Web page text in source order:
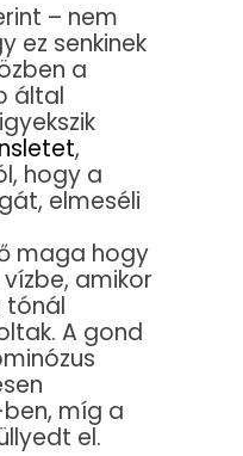
– nem
ez senkinek
a
által
,
hogy a
elmeséli
maga hogy
amikor
tónál
A gond
míg a
el.